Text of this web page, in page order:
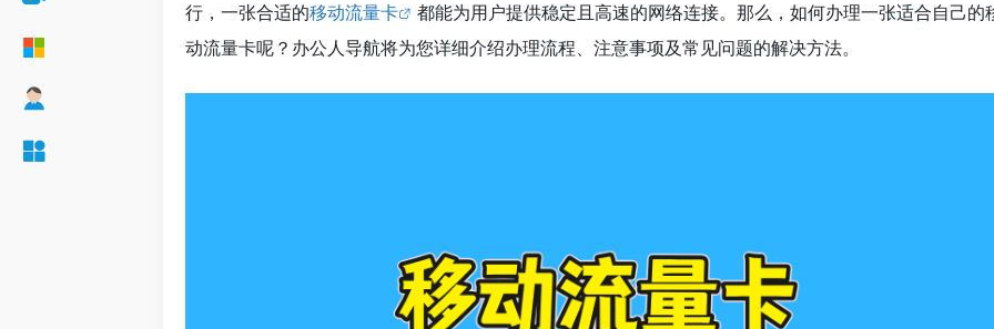
行，一张合适的移动流量卡
都能为用户提供稳定且高速的网络连接。那么，如何办理一张适合自己的
动流量卡呢？办公人导航将为您详细介绍办理流程、注意事项及常见问题的解决方法。